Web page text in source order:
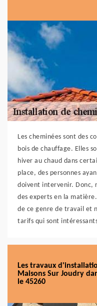
Les cheminées sont des
bois de chauffage. Elles
hiver au chaud dans
place, des personnes
doivent intervenir. Donc,
des experts en la
de ce genre de travail et
tarifs qui sont
Les travaux
Maisons Sur Joudry
le 45260